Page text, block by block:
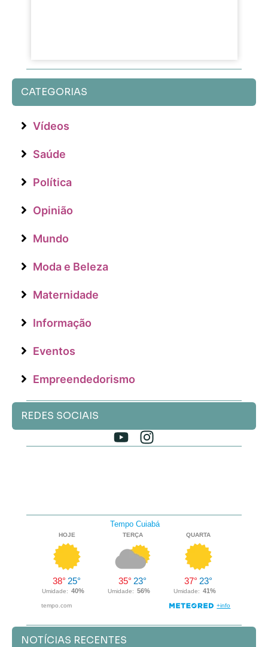
CATEGORIAS
Vídeos
Saúde
Política
Opinião
Mundo
Moda e Beleza
Maternidade
Informação
Eventos
Empreendedorismo
REDES SOCIAIS
NOTÍCIAS RECENTES